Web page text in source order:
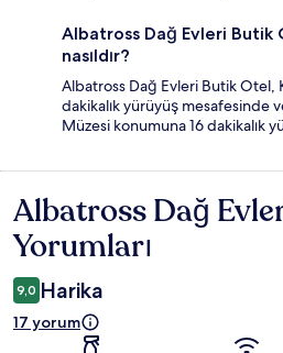
Albatross Dağ Evleri
nasıldır?
Albatross Dağ Evleri Butik Otel,
dakikalık yürüyüş mesafesinde
Müzesi konumuna 16 dakikalık
Yorumlar
Albatross Dağ
Yorumları
9,0 Harika
17 yorum